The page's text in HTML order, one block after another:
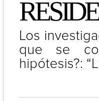
Los
que se
hipótesis?: